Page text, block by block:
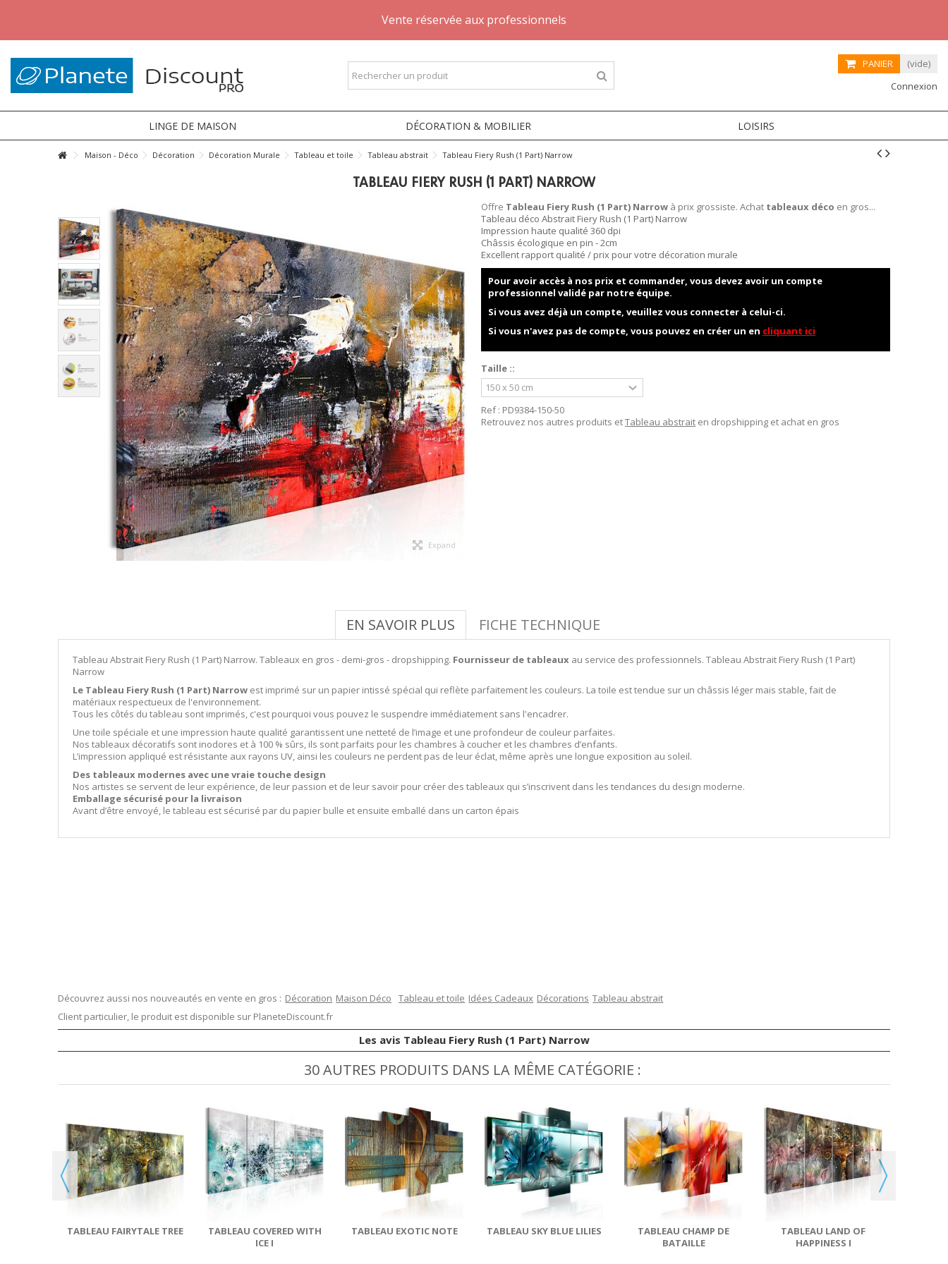
Vente réservée aux professionnels
PANIER
(vide)
Connexion
LINGE DE MAISON DÉCORATION & MOBILIER LOISIRS
Maison - Déco Décoration Décoration Murale Tableau et toile Tableau abstrait Tableau Fiery Rush (1 Part) Narrow
TABLEAU FIERY RUSH (1 PART) NARROW
Expand
Offre Tableau Fiery Rush (1 Part) Narrow à prix grossiste. Achat tableaux déco en gros...
Tableau déco Abstrait Fiery Rush (1 Part) Narrow
Impression haute qualité 360 dpi
Châssis écologique en pin - 2cm
Excellent rapport qualité / prix pour votre décoration murale
Pour avoir accès à nos prix et commander, vous devez avoir un compte
professionnel validé par notre équipe.
Si vous avez déjà un compte, veuillez vous connecter à celui-ci.
Si vous n'avez pas de compte, vous pouvez en créer un en cliquant ici
Taille ::
Ref : PD9384-150-50
Retrouvez nos autres produits etTableau abstrait en dropshipping et achat en gros
EN SAVOIR PLUS FICHE TECHNIQUE
Tableau Abstrait Fiery Rush (1 Part) Narrow. Tableaux en gros - demi-gros - dropshipping. Fournisseur de tableaux au service des professionnels. Tableau Abstrait Fiery Rush (1 Part)
Narrow
Le Tableau Fiery Rush (1 Part) Narrow est imprimé sur un papier intissé spécial qui reflète parfaitement les couleurs. La toile est tendue sur un châssis léger mais stable, fait de
matériaux respectueux de l'environnement.
Tous les côtés du tableau sont imprimés, c'est pourquoi vous pouvez le suspendre immédiatement sans l'encadrer.
Une toile spéciale et une impression haute qualité garantissent une netteté de l’image et une profondeur de couleur parfaites.
Nos tableaux décoratifs sont inodores et à 100 % sûrs, ils sont parfaits pour les chambres à coucher et les chambres d’enfants.
L’impression appliqué est résistante aux rayons UV, ainsi les couleurs ne perdent pas de leur éclat, même après une longue exposition au soleil.
Des tableaux modernes avec une vraie touche design
Nos artistes se servent de leur expérience, de leur passion et de leur savoir pour créer des tableaux qui s’inscrivent dans les tendances du design moderne.
Emballage sécurisé pour la livraison
Avant d’être envoyé, le tableau est sécurisé par du papier bulle et ensuite emballé dans un carton épais
Découvrez aussi nos nouveautés en vente en gros : Décoration Maison Déco Tableau et toile Idées Cadeaux Décorations Tableau abstrait
Client particulier, le produit est disponible sur PlaneteDiscount.fr
Les avis Tableau Fiery Rush (1 Part) Narrow
30 AUTRES PRODUITS DANS LA MÊME CATÉGORIE :
TABLEAU FAIRYTALE TREE
TABLEAU COVERED WITH
ICE I
TABLEAU EXOTIC NOTE TABLEAU SKY BLUE LILIES
TABLEAU CHAMP DE
BATAILLE
TABLEAU LAND OF
HAPPINESS I